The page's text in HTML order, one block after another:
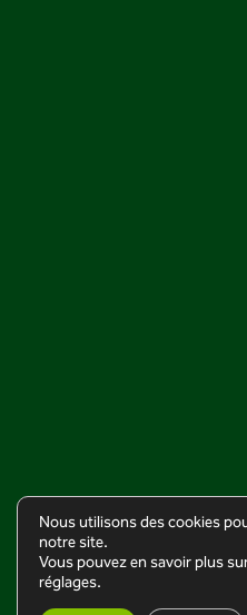
Nous utilisons des cookies
notre site.
Vous pouvez en savoir plus
réglages.